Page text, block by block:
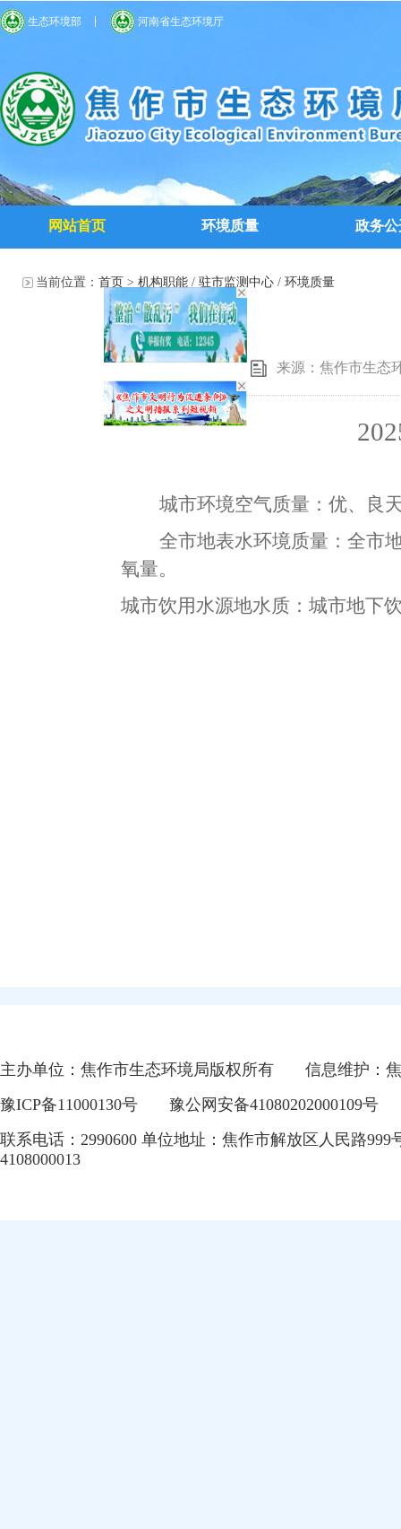
生态环境部 河南省生态环境厅
网站首页 环境质量 政务公
当前位置： 首页 > 机构职能 / 驻市监测中心 / 环境质量
来源：焦作市生态
城市环境空气质量 ： 优、良
全市地表水环境质量： 全市
氧量。
城市饮用水源地水质： 城市地下
主办单位：焦作市生态环境局版权所有
信息维护：
豫ICP备11000130号
豫公网安备41080202000109号
联系电话：2990600 单位地址：焦作市解放区人民路999
4108000013